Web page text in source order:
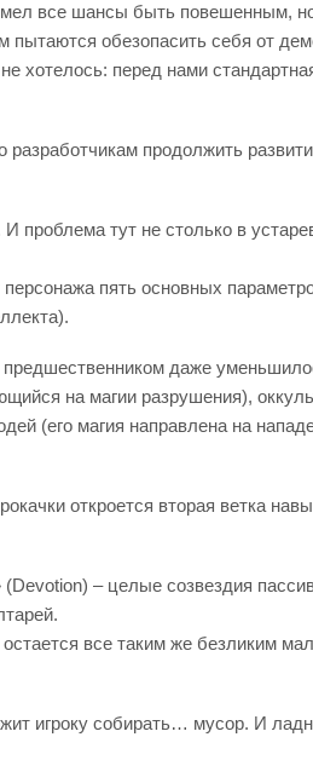
все шансы быть повешенным,
обезопасить себя от
хотелось: перед нами
продолжить
проблема тут не столько в
пять основных
даже
на магии разрушения),
(его магия направлена на
откроется вторая ветка
– целые созвездия
все таким же безликим
игроку собирать… мусор. И